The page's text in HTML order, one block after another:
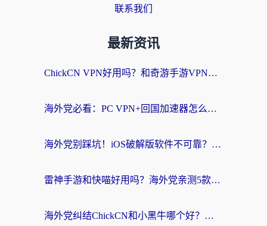
联系我们
最新资讯
ChickCN VPN好用吗？和奇游手游VPN对比哪个回国效果更好？海外党亲测实用指南
海外党必看：PC VPN+回国加速器怎么选？无缝访问国内资源全攻略
海外党别踩坑！iOS破解版软件不可靠？教你选对回国加速器无缝看国内资源
雷神手游和快喵好用吗？海外党亲测5款回国加速器，附斧牛Bling对比+微信视频号解决办法
海外党纠结ChickCN和小黑牛哪个好？一篇帮你选对回国加速器的实用指南